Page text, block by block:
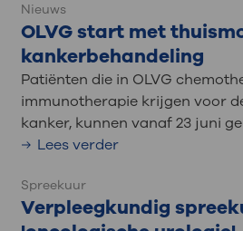
Nieuws
OLVG start met
kankerbehandeling
Patiënten die in OLVG
immunotherapie krijgen voor
kanker, kunnen vanaf 23 juni
Lees verder
Spreekuur
Verpleegkundig